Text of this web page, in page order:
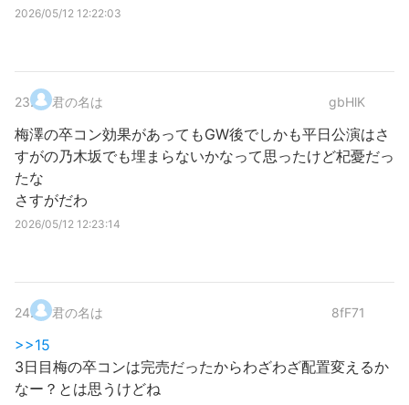
2026/05/12 12:22:03
23. 君の名は gbHlK
梅澤の卒コン効果があってもGW後でしかも平日公演はさ
すがの乃木坂でも埋まらないかなって思ったけど杞憂だっ
たな
さすがだわ
2026/05/12 12:23:14
24. 君の名は 8fF71
>>15
3日目梅の卒コンは完売だったからわざわざ配置変えるか
なー？とは思うけどね